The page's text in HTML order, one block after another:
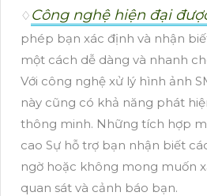
♢ Công nghệ hiện đại
phép bạn xác định và nhận
một cách dễ dàng và nhanh
Với công nghệ xử lý hình ảnh
này cũng có khả năng phát
thông minh. Những tích hợp
cao Sự hỗ trợ bạn nhận biết
ngờ hoặc không mong muốn
quan sát và cảnh báo bạn.